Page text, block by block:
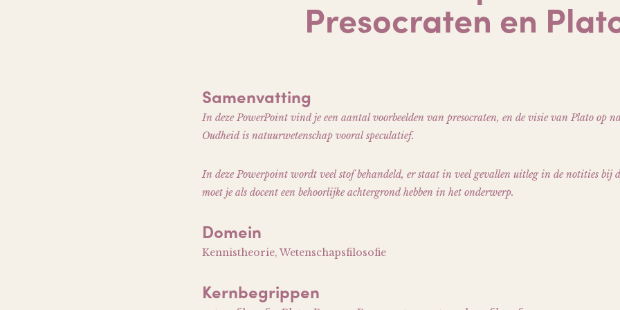
Presocraten en
Samenvatting
In deze PowerPoint vind je een aantal voorbeelden van presocraten, en de visie van Plato op
Oudheid is natuurwetenschap vooral speculatief.
In deze Powerpoint wordt veel stof behandeld, er staat in veel gevallen uitleg in de notities bij
moet je als docent een behoorlijke achtergrond hebben in het onderwerp.
Domein
Kennistheorie, Wetenschapsfilosofie
Kernbegrippen